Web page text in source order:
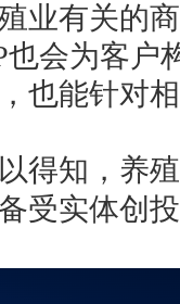
业有关的
会为客户
也能针对
得知，养
受实体创